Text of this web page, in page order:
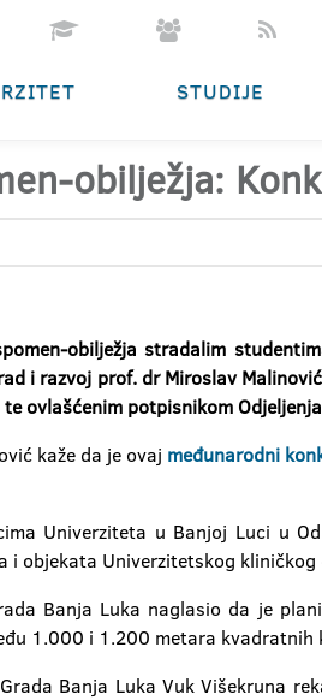
STUDIJE
obilježja:
obilježja stradalim
i razvoj prof. dr Miroslav
ovlašćenim potpisnikom
kaže da je ovaj međunarodni
Univerziteta u Banjoj Luci u
i objekata Univerzitetskog kliničkog
Banja Luka naglasio da je
1.000 i 1.200 metara kvadratnih
Banja Luka Vuk Višekruna